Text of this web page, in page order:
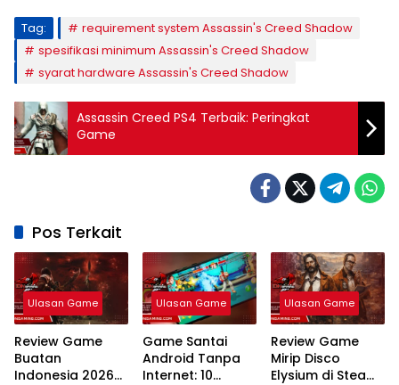
Tag:
requirement system Assassin's Creed Shadow
spesifikasi minimum Assassin's Creed Shadow
syarat hardware Assassin's Creed Shadow
Assassin Creed PS4 Terbaik: Peringkat
Game
Pos Terkait
Ulasan Game
Review Game
Buatan
Indonesia 2026
Ulasan Game
Game Santai
Android Tanpa
Internet: 10
Ulasan Game
Review Game
Mirip Disco
Elysium di Steam: